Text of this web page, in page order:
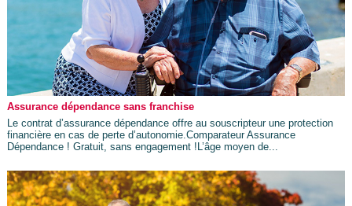
Assurance dépendance sans franchise
Le contrat d’assurance dépendance offre au souscripteur une protection
financière en cas de perte d’autonomie.Comparateur Assurance
Dépendance ! Gratuit, sans engagement !L’âge moyen de...